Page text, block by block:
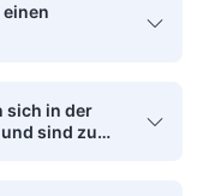
einen
sich in der
sind zu